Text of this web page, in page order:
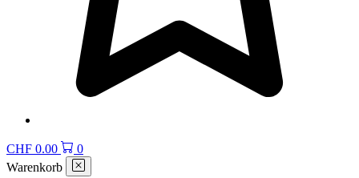
CHF 0.00
0
Warenkorb